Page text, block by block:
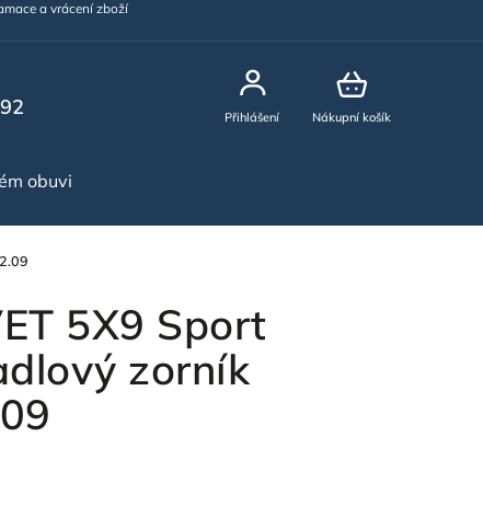
a vrácení zboží
Nákupní košík
Přihlášení
obuvi
5X9 Sport
zorník